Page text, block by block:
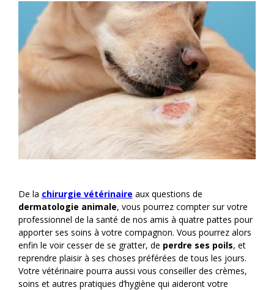
De la chirurgie vétérinaire aux questions de
dermatologie animale, vous pourrez compter sur votre
professionnel de la santé de nos amis à quatre pattes pour
apporter ses soins à votre compagnon. Vous pourrez alors
enfin le voir cesser de se gratter, de perdre ses poils, et
reprendre plaisir à ses choses préférées de tous les jours.
Votre vétérinaire pourra aussi vous conseiller des crèmes,
soins et autres pratiques d’hygiène qui aideront votre